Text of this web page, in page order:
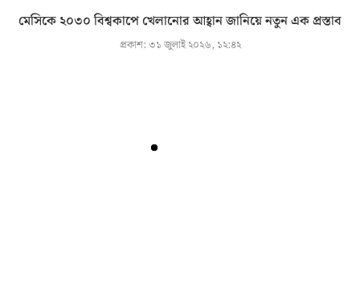
মেসিকে ২০৩০ বিশ্বকাপে খেলানোর আহ্বান জানিয়ে নতুন এক প্রস্তাব
প্রকাশ:৩১ জুলাই ২০২৬, ১২:৪২